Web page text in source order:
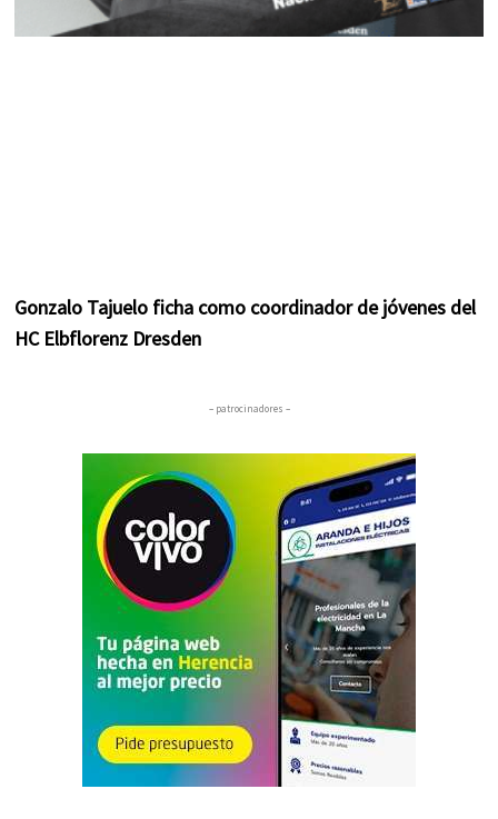
Gonzalo Tajuelo ficha como coordinador de jóvenes del
HC Elbflorenz Dresden
– patrocinadores –